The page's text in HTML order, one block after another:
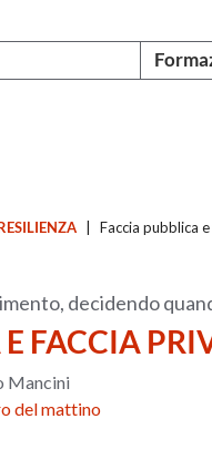
Faccia pubblica
decidendo
FACCIA
Mancini
del mattino